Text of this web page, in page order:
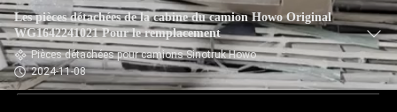
Les pièces détachées de la cabine du camion Howo Original
WG1642241021 Pour le remplacement
Pièces détachées pour camions Sinotruk Howo
2024-11-08